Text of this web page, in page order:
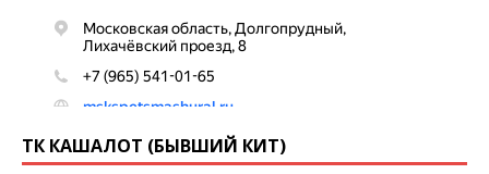
ТК КАШАЛОТ (БЫВШИЙ КИТ)